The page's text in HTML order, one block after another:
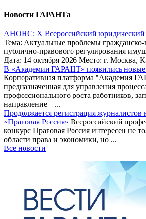
Новости ГАРАНТа
АНОНС: Х Всероссийский
Тема: Актуальные проблемы гражданско-
публично-правового регулирования
Дата: 14 октября 2026 Место: г. Москва,
В «Академии ГАРАНТ» появились новые
Корпоративная платформа "Академия
предназначенная для управления
профессионального роста работников,
направление – ...
Продолжается регистрация журналистов
«Правовая Россия» Всероссийский
конкурс Правовая Россия интересен не
области права и экономики, но ...
Все новости